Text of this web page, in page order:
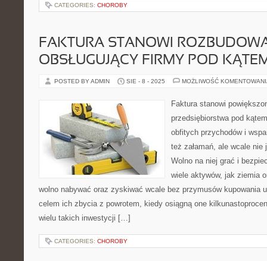
CATEGORIES: CHOROBY
FAKTURA STANOWI
OBSŁUGUJĄCY FIRMY POD
POSTED BY ADMIN SIE - 8 - 2025 MOŻLIWOŚĆ
Faktura stanowi
przedsiębiorstwa pod
obfitych przychodów i
też załamań, ale wcale
Wolno na niej grać i
wiele aktywów, jak ziemia
wolno nabywać oraz zyskiwać wcale bez przymusów kupowania
celem ich zbycia z powrotem, kiedy osiągną one
wielu takich inwestycji […]
CATEGORIES: CHOROBY